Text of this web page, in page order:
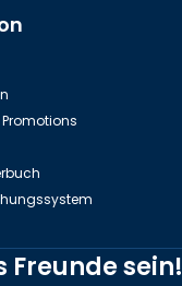
Promotions
Freunde sein!